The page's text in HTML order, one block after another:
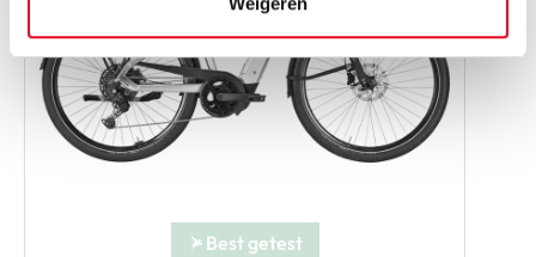
Best getest